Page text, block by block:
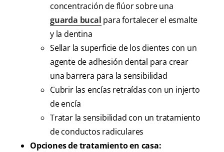
concentración de flúor sobre una
guarda bucal para fortalecer el esmalte
y la dentina
Sellar la superficie de los dientes con un
agente de adhesión dental para crear
una barrera para la sensibilidad
Cubrir las encías retraídas con un injerto
de encía
Tratar la sensibilidad con un tratamiento
de conductos radiculares
Opciones de tratamiento en casa: